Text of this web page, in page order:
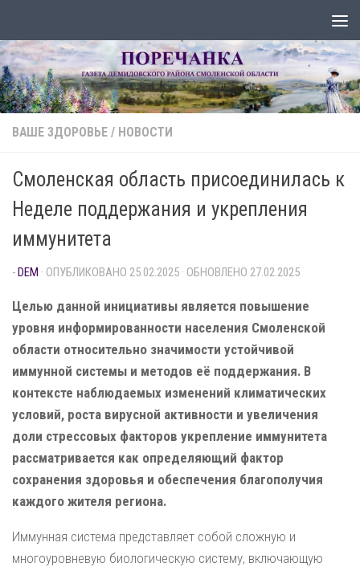
ВАШЕ ЗДОРОВЬЕ / НОВОСТИ
Смоленская область присоединилась к
Неделе поддержания и укрепления
иммунитета
-DEM · ОПУБЛИКОВАНО 25.02.2025 · ОБНОВЛЕНО 27.02.2025
Целью данной инициативы является повышение
уровня информированности населения Смоленской
области относительно значимости устойчивой
иммунной системы и методов её поддержания. В
контексте наблюдаемых изменений климатических
условий, роста вирусной активности и увеличения
доли стрессовых факторов укрепление иммунитета
рассматривается как определяющий фактор
сохранения здоровья и обеспечения благополучия
каждого жителя региона.
Иммунная система представляет собой сложную и
многоуровневую биологическую систему, включающую